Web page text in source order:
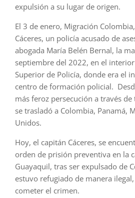
expulsión a su lugar de origen.
El 3 de enero, Migración
Cáceres, un policía acusado de
abogada María Belén Bernal, la
septiembre del 2022, en el
Superior de Policía, donde era el
centro de formación policial.
más feroz persecución a través
se trasladó a Colombia, Panamá,
Unidos.
Hoy, el capitán Cáceres, se
orden de prisión preventiva en la
Guayaquil, tras ser expulsado de
estuvo refugiado de manera
cometer el crimen.